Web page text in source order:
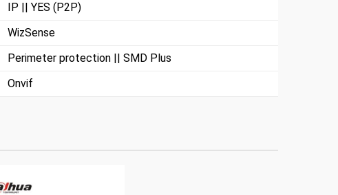
IP || YES (P2P)
WizSense
Perimeter protection || SMD Plus
Onvif